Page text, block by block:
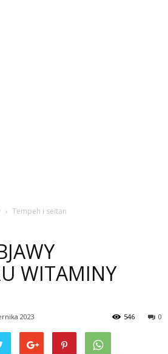
Tempeh i seitan
WITAMINY
2023 0
546